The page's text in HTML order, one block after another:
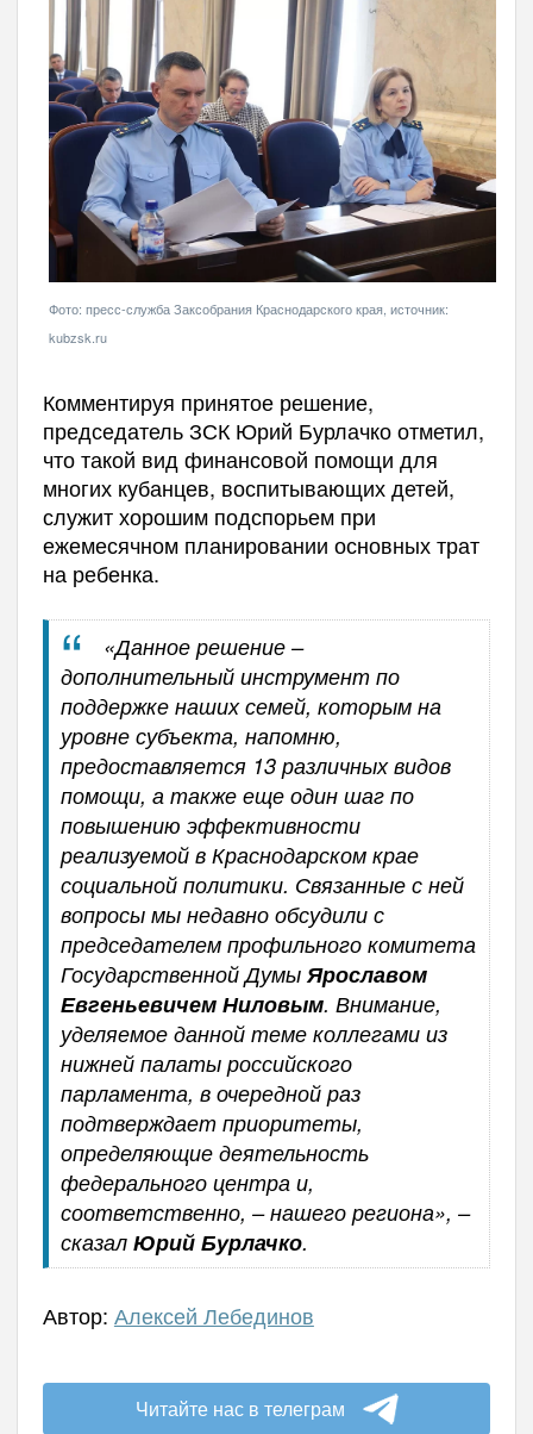
Фото: пресс-служба Заксобрания Краснодарского края, источник:
kubzsk.ru
Комментируя принятое решение,
председатель ЗСК Юрий Бурлачко отметил,
что такой вид финансовой помощи для
многих кубанцев, воспитывающих детей,
служит хорошим подспорьем при
ежемесячном планировании основных трат
на ребенка.
«Данное решение –
дополнительный инструмент по
поддержке наших семей, которым на
уровне субъекта, напомню,
предоставляется 13 различных видов
помощи, а также еще один шаг по
повышению эффективности
реализуемой в Краснодарском крае
социальной политики. Связанные с ней
вопросы мы недавно обсудили с
председателем профильного комитета
Государственной ДумыЯрославом
Евгеньевичем Ниловым. Внимание,
уделяемое данной теме коллегами из
нижней палаты российского
парламента, в очередной раз
подтверждает приоритеты,
определяющие деятельность
федерального центра и,
соответственно, – нашего региона», –
сказал Юрий Бурлачко.
Автор: Алексей Лебединов
Читайте нас в телеграм